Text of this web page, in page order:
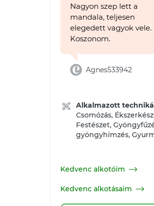
Nagyon szep lett a
mandala, teljesen
elegedett vagyok vele.
Koszonom.
Agnes533942
Alkalmazott
Csomózás,
Festészet,
gyöngyhímzés,
Kedvenc alkotóim
Kedvenc alkotásaim